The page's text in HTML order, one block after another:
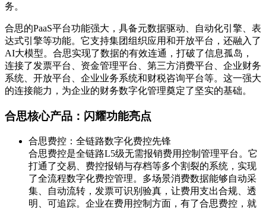
务。
合思的PaaS平台功能强大，具备元数据驱动、自动化引擎、表
达式引擎等功能。它支持集团组织应用和开放平台，还融入了
AI大模型。合思实现了数据的有效连通，打破了信息孤岛，
连接了发票平台、资金管理平台、第三方消费平台、企业财务
系统、开放平台、企业业务系统和财税咨询平台等。这一强大
的连接能力，为企业的财务数字化管理奠定了坚实的基础。
合思核心产品：闪耀功能亮点
合思费控：全链路数字化费控先锋
合思费控是全链路L5级无需报销费用控制管理平台。它
打通了交易、费控报销与存档等多个割裂的系统，实现
了全流程数字化费控管理。多场景消费数据能够自动采
集、自动流转，发票可识别验真，让费用支出合规、透
明、可追踪。企业在费用控制方面，有了合思费控，就